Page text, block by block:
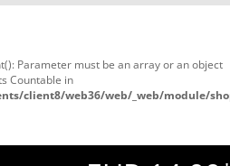
Parameter must be an array or an object
Countable in
client8/web36/web/_web/module/